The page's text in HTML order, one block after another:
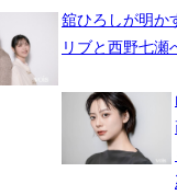
舘ひろしが明か
リブと西野七瀬